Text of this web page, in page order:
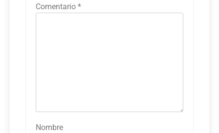
Comentario *
Nombre